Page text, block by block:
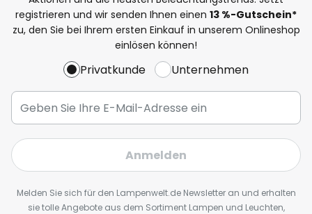
registrieren und wir senden Ihnen einen 13 %-Gutschein*
zu, den Sie bei Ihrem ersten Einkauf in unserem Onlineshop
einlösen können!
Privatkunde Unternehmen
Anmelden
Melden Sie sich für den Lampenwelt.de Newsletter an und erhalten
sie tolle Angebote aus dem Sortiment Lampen und Leuchten,